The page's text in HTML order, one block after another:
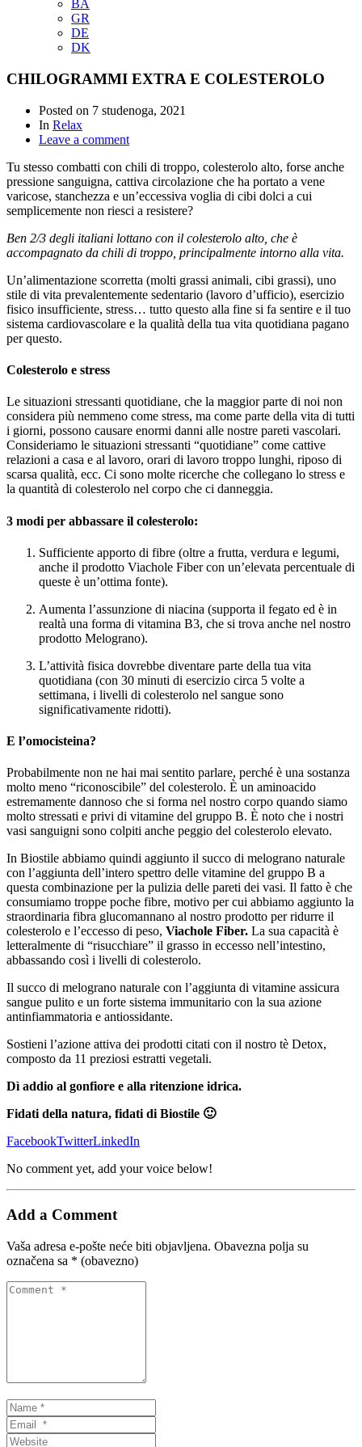
BA
GR
DE
DK
CHILOGRAMMI EXTRA E COLESTEROLO
Posted on 7 studenoga, 2021
In Relax
Leave a comment
Tu stesso combatti con chili di troppo, colesterolo alto, forse anche
pressione sanguigna, cattiva circolazione che ha portato a vene
varicose, stanchezza e un’eccessiva voglia di cibi dolci a cui
semplicemente non riesci a resistere?
Ben 2/3 degli italiani lottano con il colesterolo alto, che è
accompagnato da chili di troppo, principalmente intorno alla vita.
Un’alimentazione scorretta (molti grassi animali, cibi grassi), uno
stile di vita prevalentemente sedentario (lavoro d’ufficio), esercizio
fisico insufficiente, stress… tutto questo alla fine si fa sentire e il tuo
sistema cardiovascolare e la qualità della tua vita quotidiana pagano
per questo.
Colesterolo e stress
Le situazioni stressanti quotidiane, che la maggior parte di noi non
considera più nemmeno come stress, ma come parte della vita di tutti
i giorni, possono causare enormi danni alle nostre pareti vascolari.
Consideriamo le situazioni stressanti “quotidiane” come cattive
relazioni a casa e al lavoro, orari di lavoro troppo lunghi, riposo di
scarsa qualità, ecc. Ci sono molte ricerche che collegano lo stress e
la quantità di colesterolo nel corpo che ci danneggia.
3 modi per abbassare il colesterolo:
Sufficiente apporto di fibre (oltre a frutta, verdura e legumi,
anche il prodotto Viachole Fiber con un’elevata percentuale di
queste è un’ottima fonte).
Aumenta l’assunzione di niacina (supporta il fegato ed è in
realtà una forma di vitamina B3, che si trova anche nel nostro
prodotto Melograno).
L’attività fisica dovrebbe diventare parte della tua vita
quotidiana (con 30 minuti di esercizio circa 5 volte a
settimana, i livelli di colesterolo nel sangue sono
significativamente ridotti).
E l’omocisteina?
Probabilmente non ne hai mai sentito parlare, perché è una sostanza
molto meno “riconoscibile” del colesterolo. È un aminoacido
estremamente dannoso che si forma nel nostro corpo quando siamo
molto stressati e privi di vitamine del gruppo B. È noto che i nostri
vasi sanguigni sono colpiti anche peggio del colesterolo elevato.
In Biostile abbiamo quindi aggiunto il succo di melograno naturale
con l’aggiunta dell’intero spettro delle vitamine del gruppo B a
questa combinazione per la pulizia delle pareti dei vasi. Il fatto è che
consumiamo troppe poche fibre, motivo per cui abbiamo aggiunto la
straordinaria fibra glucomannano al nostro prodotto per ridurre il
colesterolo e l’eccesso di peso, Viachole Fiber. La sua capacità è
letteralmente di “risucchiare” il grasso in eccesso nell’intestino,
abbassando così i livelli di colesterolo.
Il succo di melograno naturale con l’aggiunta di vitamine assicura
sangue pulito e un forte sistema immunitario con la sua azione
antinfiammatoria e antiossidante.
Sostieni l’azione attiva dei prodotti citati con il nostro tè Detox,
composto da 11 preziosi estratti vegetali.
Dì addio al gonfiore e alla ritenzione idrica.
Fidati della natura, fidati di Biostile 🙂
FacebookTwitterLinkedIn
No comment yet, add your voice below!
Add a Comment
Vaša adresa e-pošte neće biti objavljena. Obavezna polja su
označena sa * (obavezno)
Comment
Name
*Email
*Website